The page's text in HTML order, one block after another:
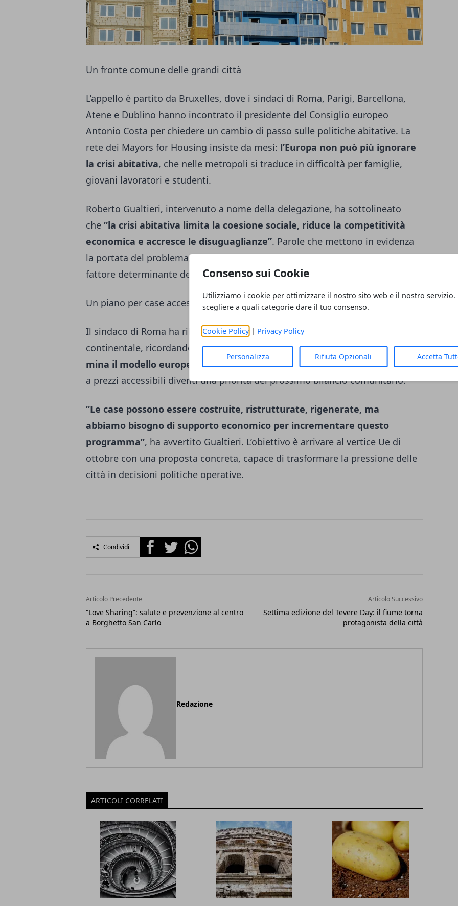
Consenso sui Cookie
Utilizziamo i cookie per ottimizzare il nostro sito web e il nostro servizio.
scegliere a quali categorie dare il tuo consenso.
Cookie Policy| Privacy Policy
Personalizza Rifiuta Opzionali Accetta
Un fronte comune delle grandi città
L’appello è partito da Bruxelles, dove i sindaci di Roma, Parigi, Barcellona,
Atene e Dublino hanno incontrato il presidente del Consiglio europeo
Antonio Costa per chiedere un cambio di passo sulle politiche abitative. La
rete dei Mayors for Housing insiste da mesi: l’Europa non può più ignorare
la crisi abitativa, che nelle metropoli si traduce in difficoltà per famiglie,
giovani lavoratori e studenti.
Roberto Gualtieri, intervenuto a nome della delegazione, ha sottolineato
che “la crisi abitativa limita la coesione sociale, riduce la competitività
economica e accresce le disuguaglianze”. Parole che mettono in evidenza
la portata del problema, non più confinato al tema del welfare ma ormai
fattore determinante della stabilità urbana ed europea.
Un piano per case accessibili
Il sindaco di Roma ha ribadito come sia necessaria una strategia
continentale, ricordando che si tratta di una“emergenza comune che
mina il modello europeo” . Per questo motivo i sindaci chiedono che la casa
a prezzi accessibili diventi una priorità del prossimo bilancio comunitario.
“Le case possono essere costruite, ristrutturate, rigenerate, ma
abbiamo bisogno di supporto economico per incrementare questo
programma”, ha avvertito Gualtieri. L’obiettivo è arrivare al vertice Ue di
ottobre con una proposta concreta, capace di trasformare la pressione delle
città in decisioni politiche operative.
Condividi FacebookTwitterWhatsapp
Articolo Precedente
“Love Sharing”: salute e prevenzione al centro
a Borghetto San Carlo
Articolo Successivo
Settima edizione del Tevere Day: il fiume torna
protagonista della città
Redazione
ARTICOLI CORRELATI